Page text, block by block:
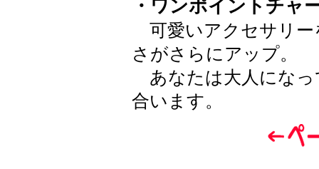
・ワンポイントチャ
可愛いアクセサリー
さがさらにアップ。
あなたは大人になっ
合います。